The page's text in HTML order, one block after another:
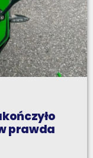
prawda